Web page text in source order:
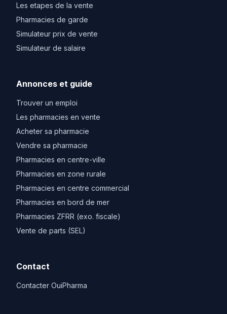
Les etapes de la vente
Pharmacies de garde
Simulateur prix de vente
Simulateur de salaire
Annonces et guide
Trouver un emploi
Les pharmacies en vente
Acheter sa pharmacie
Vendre sa pharmacie
Pharmacies en centre-ville
Pharmacies en zone rurale
Pharmacies en centre commercial
Pharmacies en bord de mer
Pharmacies ZFRR (exo. fiscale)
Vente de parts (SEL)
Contact
Contacter OuiPharma